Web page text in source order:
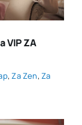
VIP ZA
,Za Zen,Za